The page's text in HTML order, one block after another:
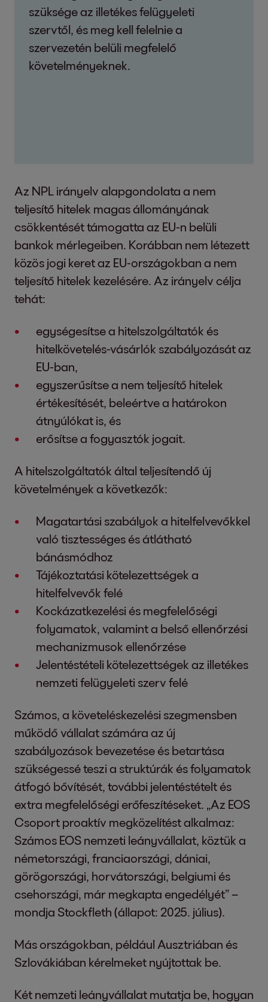
szüksége az illetékes felügyeleti
szervtől, és meg kell felelnie a
szervezetén belüli megfelelő
követelményeknek.
Az NPL irányelv alapgondolata a nem
teljesítő hitelek magas állományának
csökkentését támogatta az EU-n belüli
bankok mérlegeiben. Korábban nem létezett
közös jogi keret az EU-országokban a nem
teljesítő hitelek kezelésére. Az irányelv célja
tehát:
egységesítse a hitelszolgáltatók és
hitelkövetelés-vásárlók szabályozását az
EU-ban,
egyszerűsítse a nem teljesítő hitelek
értékesítését, beleértve a határokon
átnyúlókat is, és
erősítse a fogyasztók jogait.
A hitelszolgáltatók által teljesítendő új
követelmények a következők:
Magatartási szabályok a hitelfelvevőkkel
való tisztességes és átlátható
bánásmódhoz
Tájékoztatási kötelezettségek a
hitelfelvevők felé
Kockázatkezelési és megfelelőségi
folyamatok, valamint a belső ellenőrzési
mechanizmusok ellenőrzése
Jelentéstételi kötelezettségek az illetékes
nemzeti felügyeleti szerv felé
Számos, a követeléskezelési szegmensben
működő vállalat számára az új
szabályozások bevezetése és betartása
szükségessé teszi a struktúrák és folyamatok
átfogó bővítését, további jelentéstételt és
extra megfelelőségi erőfeszítéseket. „Az EOS
Csoport proaktív megközelítést alkalmaz:
Számos EOS nemzeti leányvállalat, köztük a
németországi, franciaországi, dániai,
görögországi, horvátországi, belgiumi és
csehországi, már megkapta engedélyét” –
mondja Stockfleth (állapot: 2025. július).
Más országokban, például Ausztriában és
Szlovákiában kérelmeket nyújtottak be.
Két nemzeti leányvállalat mutatja be, hogyan